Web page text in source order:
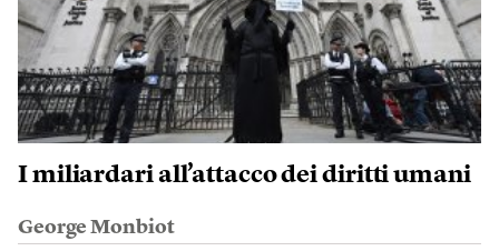
I miliardari all’attacco dei diritti umani
George Monbiot